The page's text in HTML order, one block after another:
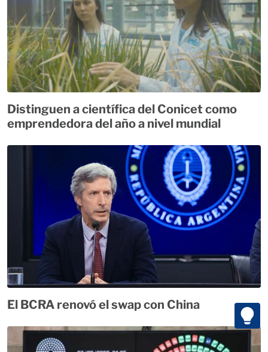
Distinguen a científica del Conicet como
emprendedora del año a nivel mundial
El BCRA renovó el swap con China